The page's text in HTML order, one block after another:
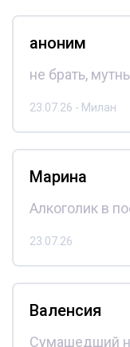
аноним
не брать,
23.07.26 - Милан
Марина
Алкоголик в
23.07.26
Валенсия
Сумашедший